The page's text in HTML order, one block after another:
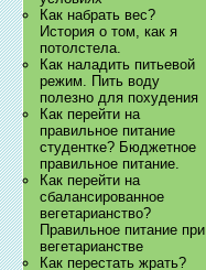
Как набрать вес?
История о том, как я
потолстела.
Как наладить питьевой
режим. Пить воду
полезно для похудения
Как перейти на
правильное питание
студентке? Бюджетное
правильное питание.
Как перейти на
сбалансированное
вегетарианство?
Правильное питание при
вегетарианстве
Как перестать жрать?